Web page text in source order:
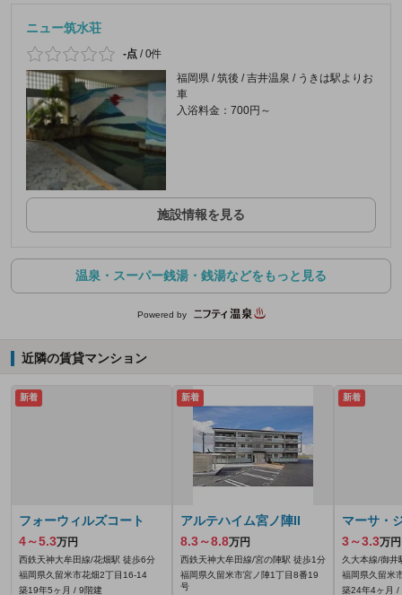
ニュー筑水荘
-点 /0件
福岡県 / 筑後 / 吉井温泉 / うきは駅よりお
車
入浴料金：700円～
施設情報を見る
温泉・スーパー銭湯・銭湯などをもっと見る
Powered by
近隣の賃貸マンション
新着
フォーウィルズコート
4～5.3万円
西鉄天神大牟田線/花畑駅 徒歩6分
福岡県久留米市花畑2丁目16-14
築19年5ヶ月 / 9階建
新着
アルテハイム宮ノ陣II
8.3～8.8万円
西鉄天神大牟田線/宮の陣駅 徒歩1分
福岡県久留米市宮ノ陣1丁目8番19
号
新着
マーサ・
3～3.3万円
久大本線/御井
福岡県久留米
築24年4ヶ月 /